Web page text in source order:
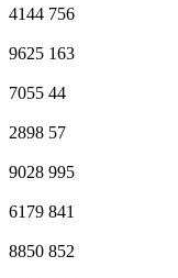
4144 756
9625 163
7055 44
2898 57
9028 995
6179 841
8850 852